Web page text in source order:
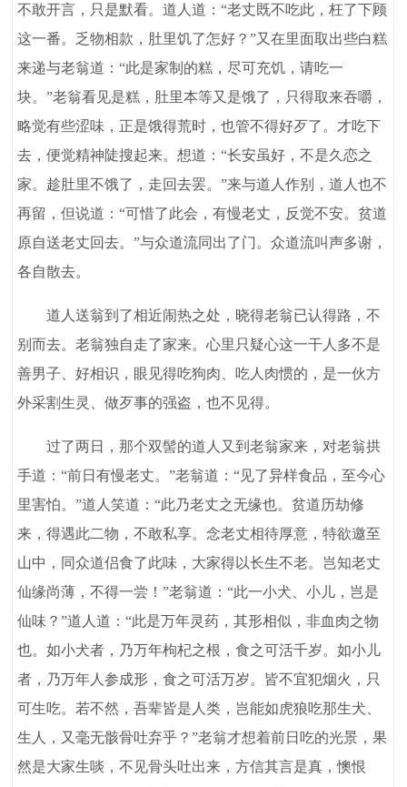
不敢开言，只是默看。道人道：“老丈既不吃此，枉了下顾
这一番。乏物相款，肚里饥了怎好？”又在里面取出些白糕
来递与老翁道：“此是家制的糕，尽可充饥，请吃一
块。”老翁看见是糕，肚里本等又是饿了，只得取来吞嚼，
略觉有些涩味，正是饿得荒时，也管不得好歹了。才吃下
去，便觉精神陡搜起来。想道：“长安虽好，不是久恋之
家。趁肚里不饿了，走回去罢。”来与道人作别，道人也不
再留，但说道：“可惜了此会，有慢老丈，反觉不安。贫道
原自送老丈回去。”与众道流同出了门。众道流叫声多谢，
各自散去。
道人送翁到了相近闹热之处，晓得老翁已认得路，不
别而去。老翁独自走了家来。心里只疑心这一干人多不是
善男子、好相识，眼见得吃狗肉、吃人肉惯的，是一伙方
外采割生灵、做歹事的强盗，也不见得。
过了两日，那个双髻的道人又到老翁家来，对老翁拱
手道：“前日有慢老丈。”老翁道：“见了异样食品，至今心
里害怕。”道人笑道：“此乃老丈之无缘也。贫道历劫修
来，得遇此二物，不敢私享。念老丈相待厚意，特欲邀至
山中，同众道侣食了此味，大家得以长生不老。岂知老丈
仙缘尚薄，不得一尝！”老翁道：“此一小犬、小儿，岂是
仙味？”道人道：“此是万年灵药，其形相似，非血肉之物
也。如小犬者，乃万年枸杞之根，食之可活千岁。如小儿
者，乃万年人参成形，食之可活万岁。皆不宜犯烟火，只
可生吃。若不然，吾辈皆是人类，岂能如虎狼吃那生犬、
生人，又毫无骸骨吐弃乎？”老翁才想着前日吃的光景，果
然是大家生啖，不见骨头吐出来，方信其言是真，懊恨